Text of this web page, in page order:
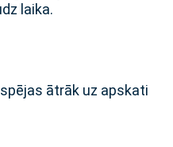
laika.
ātrāk uz apskati